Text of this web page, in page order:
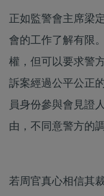
正如監警會主席梁
會的工作了解有限
權，但可以要求警
訴案經過公平公正
員身份參與會見證
由，不同意警方的
若周官真心相信其